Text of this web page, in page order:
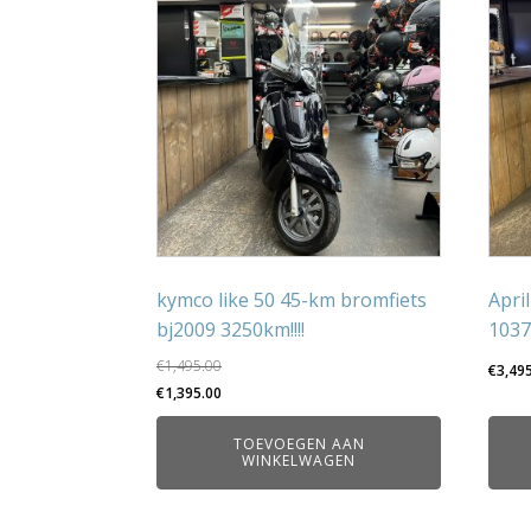
kymco like 50 45-km bromfiets
bj2009 3250km!!!!
€1,495.00
Oorspronkelijke
prijs
€1,495.00.
€1,395.00
prijs
is:TOEVOEGEN AAN
WINKELWAGEN
€